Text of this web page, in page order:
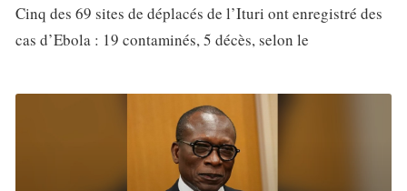
Cinq des 69 sites de déplacés de l’Ituri ont enregistré des
cas d’Ebola : 19 contaminés, 5 décès, selon le